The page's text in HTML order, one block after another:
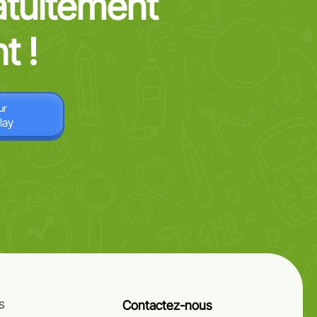
!
Contactez-nous